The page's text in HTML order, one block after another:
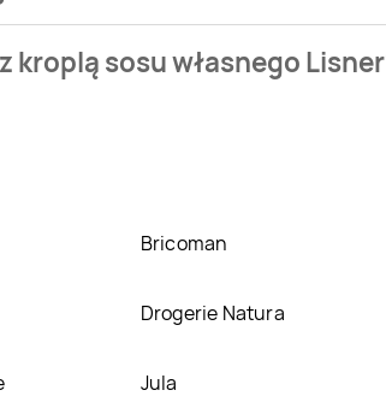
z kroplą sosu własnego Lisner kosztuje
sosu własnego
Bricoman
Drogerie Natura
Jula